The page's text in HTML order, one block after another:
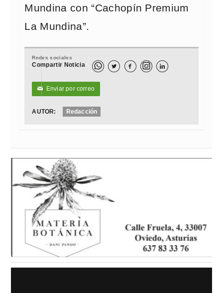
Mundina con “Cachopín Premium
La Mundina”.
Redes sociales
Compartir Noticia   
✉ Enviar por correo
AUTOR: Redacción